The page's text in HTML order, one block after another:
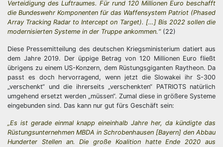
Verteidigung des Luftraumes. Für rund 120 Millionen Euro beschafft
die Bundeswehr Komponenten für das Waffensystem Patriot (Phased
Array Tracking Radar to Intercept on Target). […] Bis 2022 sollen die
modernisierten Systeme in der Truppe ankommen.“(22)
Diese Pressemitteilung des deutschen Kriegsministerium datiert aus
dem Jahre 2019. Der üppige Betrag von 120 Millionen Euro fließt
übrigens zu einem US-Konzern, dem Rüstungsgiganten Raytheon. Da
passt es doch hervorragend, wenn jetzt die Slowakei ihr S-300
„verschenkt“ und die ihrerseits „verschenkten“ PATRIOTS natürlich
umgehend ersetzt werden „müssen“. Zumal diese in größere Systeme
eingebunden sind. Das kann nur gut fürs Geschäft sein:
„Es ist gerade einmal knapp eineinhalb Jahre her, da kündigte das
Rüstungsunternehmen MBDA in Schrobenhausen [Bayern] den Abbau
Hunderter Stellen an. Die große Koalition hatte Ende 2020 aus